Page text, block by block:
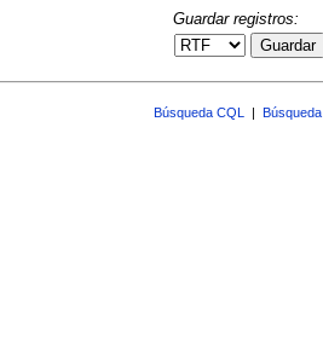
Guardar registros:
Guardar
Búsqueda CQL